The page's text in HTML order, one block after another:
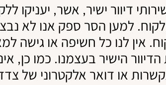
דיוור ישיר, אשר, יעניקו
למען הסר ספק אנו לא
לנו כל חשיפה או גישה
הישיר בעצמנו. כמו כן,